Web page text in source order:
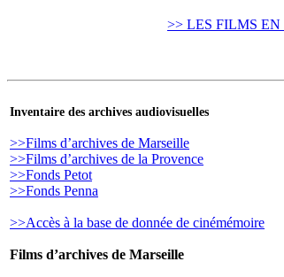
>> LES FILMS
Inventaire des archives audiovisuelles
>>Films d’archives de Marseille
>>Films d’archives de la Provence
>>Fonds Petot
>>Fonds Penna
>>Accès à la base de donnée de cinémémoire
Films d’archives de Marseille